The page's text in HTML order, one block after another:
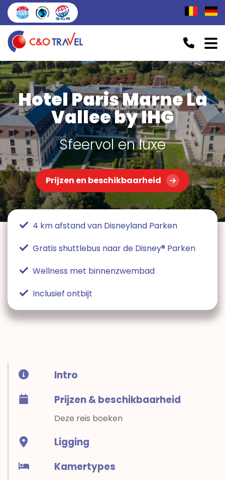
Hotel Paris Marne La
Vallee by IHG
Sfeervol en luxe
Prijzen en beschikbaarheid
4 km afstand van Disneyland Parken
Gratis shuttlebus naar de Disney® Parken
Wellness met binnenzwembad
Inclusief ontbijt
Intro
Prijzen & beschikbaarheid
Deze reis boeken
Ligging
Kamertypes